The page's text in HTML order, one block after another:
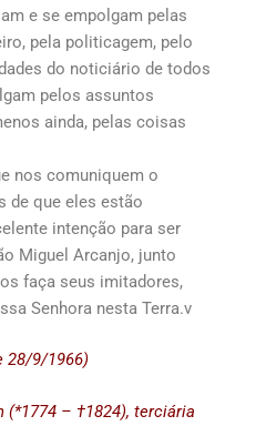
e se empolgam pelas
pela politicagem, pelo
do noticiário de todos
pelos assuntos
ainda, pelas coisas
nos comuniquem o
de que eles estão
intenção para ser
Miguel Arcanjo, junto
faça seus imitadores,
Senhora nesta Terra.v
28/9/1966)
(*1774 – †1824), terciária